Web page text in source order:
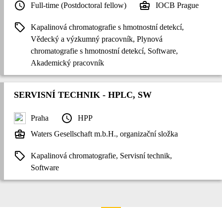
Full-time (Postdoctoral fellow)
IOCB Prague
Kapalinová chromatografie s hmotnostní detekcí,
Vědecký a výzkumný pracovník, Plynová
chromatografie s hmotnostní detekcí, Software,
Akademický pracovník
SERVISNÍ TECHNIK - HPLC, SW
Praha
HPP
Waters Gesellschaft m.b.H., organizační složka
Kapalinová chromatografie, Servisní technik,
Software